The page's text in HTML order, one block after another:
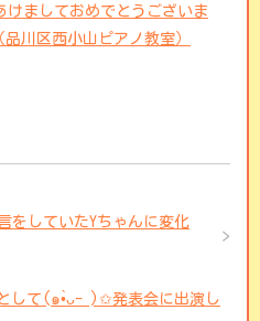
けましておめでとうございま
品川区西小山ピアノ教室）
をしていたYちゃんに変化
して(๑•̀ᴗ- )✩発表会に出演し